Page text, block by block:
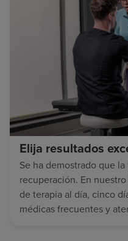
Elija resultados
Se ha demostrado que
recuperación. En
de terapia al día, cinco
médicas frecuentes y